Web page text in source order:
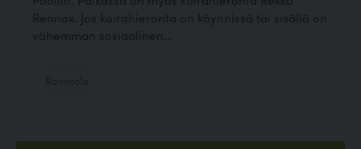
Rennox. Jos koirahieronta on käynnissä tai sisällä on
vähemman sosiaalinen...